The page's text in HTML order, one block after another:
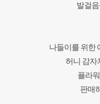
발걸
나들이를 위한
허니 감자
플라
판매